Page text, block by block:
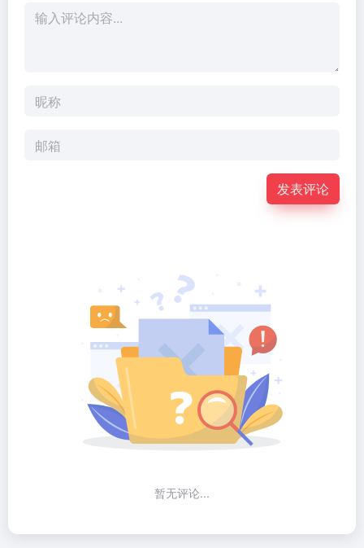
发表评论
暂无评论...